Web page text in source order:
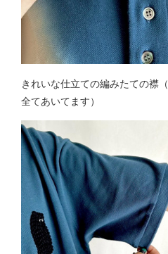
きれいな仕立ての編みたての襟
全てあいてます）